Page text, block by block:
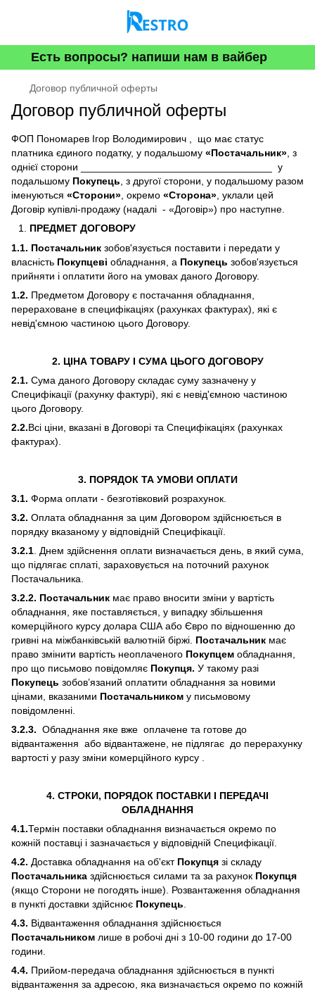
Есть вопросы? напиши нам в вайбер
Договор публичной оферты
Договор публичной оферты
ФОП Пономарев Ігор Володимирович , що має статус
платника єдиного податку, у подальшому «Постачальник» , з
однієї сторони __________________________________
у
подальшому Покупець , з другої сторони, у подальшому разом
іменуються «Сторони» , окремо «Сторона» , уклали цей
Договір купівлі-продажу (надалі - «Договір») про наступне.
ПРЕДМЕТ ДОГОВОРУ
1.1. Постачальник зобов'язується поставити і передати у
власність Покупцеві обладнання, а Покупець зобов'язується
прийняти і оплатити його на умовах даного Договору.
1.2. Предметом Договору є постачання обладнання,
перераховане в специфікаціях (рахунках фактурах), які є
невід'ємною частиною цього Договору.
2. ЦІНА ТОВАРУ І СУМА ЦЬОГО ДОГОВОРУ
2.1. Сума даного Договору складає суму зазначену у
Специфікації (рахунку фактурі), які є невід'ємною частиною
цього Договору.
2.2.Всі ціни, вказані в Договорі та Специфікаціях (рахунках
фактурах).
3. ПОРЯДОК ТА УМОВИ ОПЛАТИ
3.1. Форма оплати - безготівковий розрахунок.
3.2. Оплата обладнання за цим Договором здійснюється в
порядку вказаному у відповідній Специфікації.
3.2.1. Днем здійснення оплати визначається день, в який сума,
що підлягає сплаті, зараховується на поточний рахунок
Постачальника.
3.2.2. Постачальник має право вносити зміни у вартість
обладнання, яке поставляється, у випадку збільшення
комерційного курсу долара США або Євро по відношенню до
гривні на міжбанківській валютній біржі. Постачальник має
право змінити вартість неоплаченого Покупцем обладнання,
про що письмово повідомляє Покупця. У такому разі
Покупець зобов’язаний оплатити обладнання за новими
цінами, вказаними Постачальником у письмовому
повідомленні.
3.2.3. Обладнання яке вже оплачене та готове до
відвантаження або відвантажене, не підлягає до перерахунку
вартості у разу зміни комерційного курсу .
4. СТРОКИ, ПОРЯДОК ПОСТАВКИ І ПЕРЕДАЧІ
ОБЛАДНАННЯ
4.1.Термін поставки обладнання визначається окремо по
кожній поставці і зазначається у відповідній Специфікації.
4.2. Доставка обладнання на об'єкт Покупця зі складу
Постачальника здійснюється силами та за рахунок Покупця
(якщо Сторони не погодять інше). Розвантаження обладнання
в пункті доставки здійснює Покупець.
4.3. Відвантаження обладнання здійснюється
Постачальником лише в робочі дні з 10-00 години до 17-00
години.
4.4. Прийом-передача обладнання здійснюється в пункті
відвантаження за адресою, яка визначається окремо по кожній